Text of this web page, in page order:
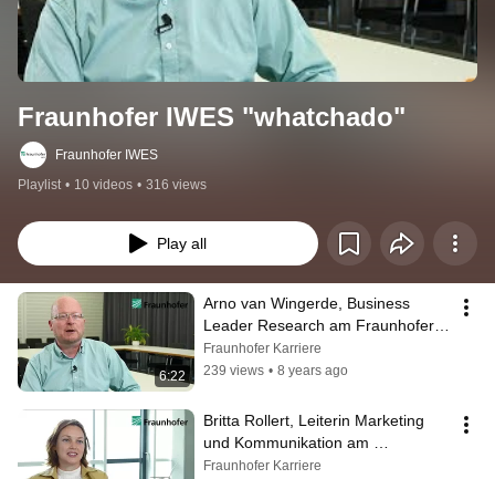
Fraunhofer IWES "whatchado"
Fraunhofer IWES
Playlist • 10 videos • 316 views
Play all
6:22
Arno van Wingerde, Business
Leader Research am Fraunhofer
IWES
Fraunhofer Karriere
239 views • 8 years ago
Britta Rollert, Leiterin Marketing
und Kommunikation am
Fraunhofer IWES
Fraunhofer Karriere